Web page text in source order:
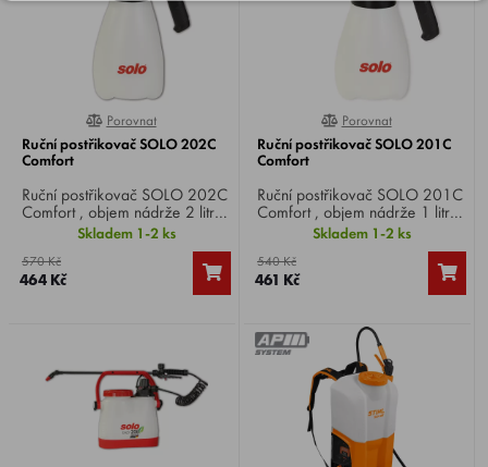
0%
Porovnat
Ruční postřikovač SOLO 202C
Comfort
Ruční postřikovač SOLO 202C
Comfort , objem nádrže 2 litry,
prac. tlak 3 bar, univerzální
kuželová tryska nastavitelná od
přímého proudu po jemné
rozprašování.
Skladem 1-2 ks
570 Kč
464 Kč
0%
Porovnat
Ruční postřikovač SOLO 201C
Comfort
Ruční postřikovač SOLO 201C
Comfort , objem nádrže 1 litr,
prac. tlak 3 bar, univerzální
kuželová tryska nastavitelná od
přímého proudu po jemné
rozprašování.
Skladem 1-2 ks
540 Kč
461 Kč